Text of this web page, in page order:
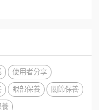
使用者分享
眼部保養
關節保養
養